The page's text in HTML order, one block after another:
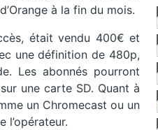
à la fin du mois.
était vendu 400€ et
une définition de 480p,
Les abonnés pourront
une carte SD. Quant à
un Chromecast ou un
l’opérateur.